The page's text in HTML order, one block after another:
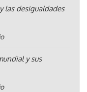
las desigualdades
y sus